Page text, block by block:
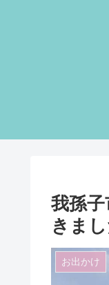
我孫
きま
お出かけ